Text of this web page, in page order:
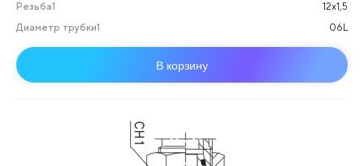
Резьба1
12х1,5
Диаметр трубки1
06L
В корзину